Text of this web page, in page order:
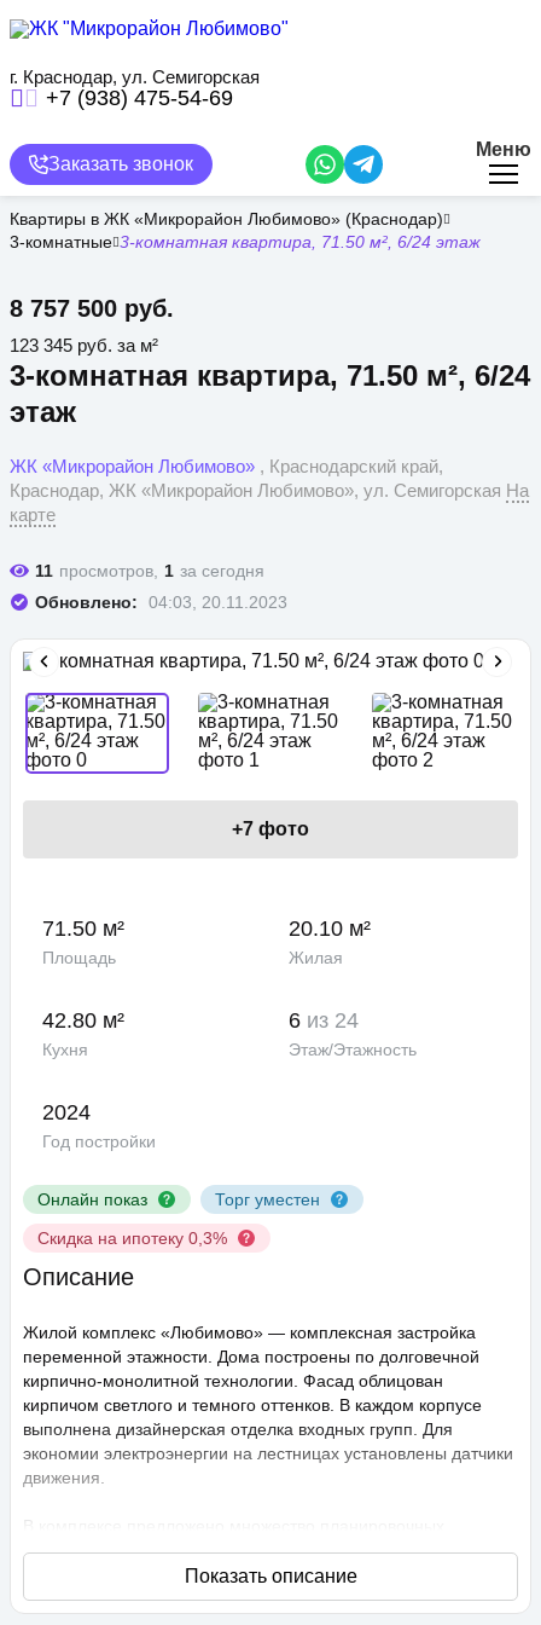
содержанию
г. Краснодар, ул. Семигорская
+7 (938) 475-54-69
Заказать звонок
Меню
Квартиры в ЖК «Микрорайон Любимово» (Краснодар)
3-комнатные 3-комнатная квартира, 71.50 м², 6/24 этаж
3-комнатная квартира, 71.50 м², 6/24
этаж
8 757 500 руб.
ЖК «Микрорайон Любимово» , Краснодарский край,
Краснодар, ЖК «Микрорайон Любимово», ул. Семигорская На
карте
123 345 руб. за м²
11 просмотров, 1 за сегодня
Обновлено:
04:03, 20.11.2023
Онлайн показ
Торг уместен
Скидка на ипотеку 0,3%
+7 фото
71.50 м²
Площадь
20.10 м²
Жилая
42.80 м²
Кухня
6 из 24
Этаж/Этажность
2024
Год постройки
Описание
Жилой комплекс «Любимово» — комплексная застройка
переменной этажности. Дома построены по долговечной
кирпично-монолитной технологии. Фасад облицован
кирпичом светлого и темного оттенков. В каждом корпусе
выполнена дизайнерская отделка входных групп. Для
экономии электроэнергии на лестницах установлены датчики
движения.
В комплексе предложено множество планировочных
решений: в наличии квартиры, как классического типа, так и
европланировки. Они сдаются с подчистовой отделкой,
высота потолков составляет 2,75 метра. В квартирах